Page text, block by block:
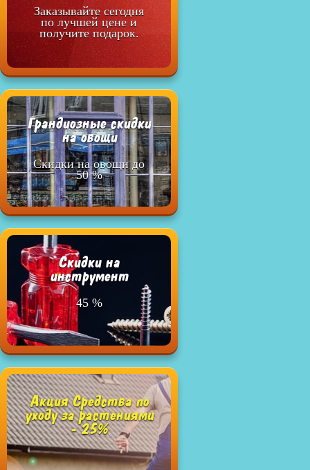
Заказывайте сегодня
по лучшей цене и
получите подарок.
Грандиозные скидки
на овощи
Скидки на овощи до
50 %
Cкидки на
инструмент
45 %
Акция Средства по
уходу за растениями
- 25%